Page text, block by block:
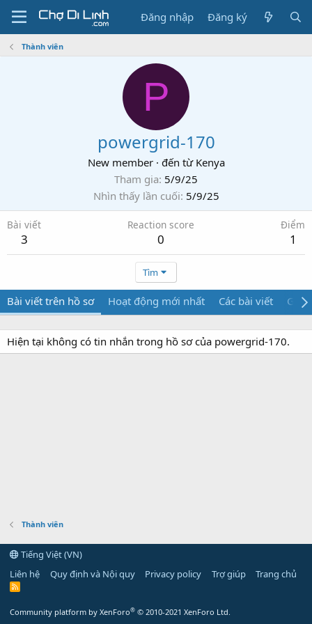
Đăng nhập Đăng ký
Thành viên
P
powergrid-170
New member · đến từ Kenya
Tham gia 5/9/25
Nhìn thấy lần cuối 5/9/25
Bài viết
3
Reaction score
0
Điểm
1
Tìm
Bài viết trên hồ sơ Hoạt động mới nhất Các bài viết Giới
Hiện tại không có tin nhắn trong hồ sơ của powergrid-170.
Thành viên
Tiếng Việt (VN)
Liên hệ
Quy định và Nội quy Privacy policy Trợ giúp Trang chủ
R
Community platform by XenForo® © 2010-2021 XenForo Ltd.